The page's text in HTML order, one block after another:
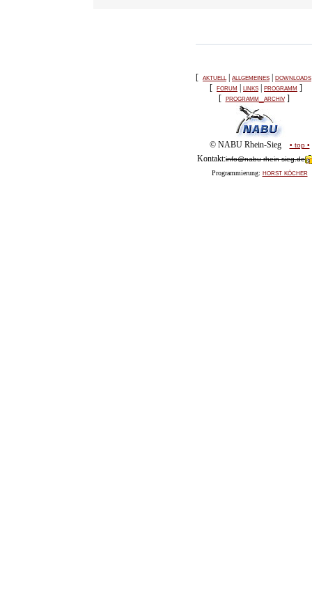
[ aktuell| allgemeines downloads
[ forum links programm ]
[ programm_archiv ]
© NABU Rhein-Sieg • top •
Kontakt:info@nabu-rhein-sieg.de
Programmierung: horst köcher